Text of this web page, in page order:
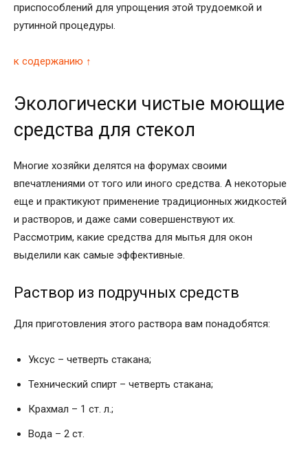
приспособлений для упрощения этой трудоемкой и
рутинной процедуры.
к содержанию ↑
Экологически чистые моющие
средства для стекол
Многие хозяйки делятся на форумах своими
впечатлениями от того или иного средства. А некоторые
еще и практикуют применение традиционных жидкостей
и растворов, и даже сами совершенствуют их.
Рассмотрим, какие средства для мытья для окон
выделили как самые эффективные.
Раствор из подручных средств
Для приготовления этого раствора вам понадобятся:
Уксус – четверть стакана;
Технический спирт – четверть стакана;
Крахмал – 1 ст. л.;
Вода – 2 ст.